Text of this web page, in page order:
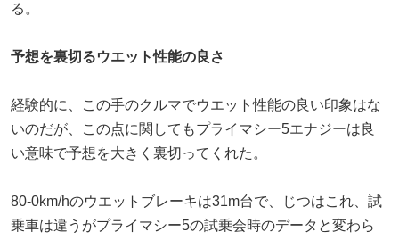
る。
予想を裏切るウエット性能の良さ
経験的に、この手のクルマでウエット性能の良い印象はな
いのだが、この点に関してもプライマシー5エナジーは良
い意味で予想を大きく裏切ってくれた。
80-0km/hのウエットブレーキは31m台で、じつはこれ、試
乗車は違うがプライマシー5の試乗会時のデータと変わら